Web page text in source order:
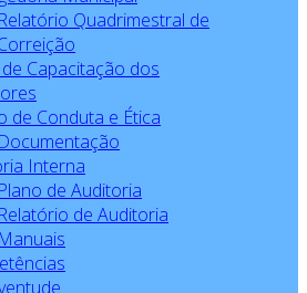
Relatório Quadrimestral de
Capacitação dos
de Conduta e Ética
Documentação
Interna
Plano de Auditoria
Relatório de Auditoria
Manuais